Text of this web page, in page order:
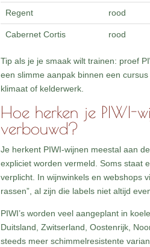
Regent rood
Cabernet Cortis rood
Tip als je je smaak wilt trainen: proef
een slimme aanpak binnen een
klimaat of kelderwerk.
Hoe herken je PIWI-
verbouwd?
Je herkent PIWI-wijnen meestal aan
expliciet worden vermeld. Soms staat
verplicht. In wijnwinkels en webshops
rassen”, al zijn die labels niet altijd
PIWI’s worden veel aangeplant in
Duitsland, Zwitserland, Oostenrijk,
steeds meer schimmelresistente